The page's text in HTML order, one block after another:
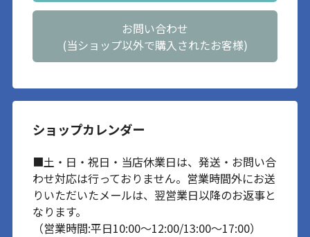
お問い合わせ
(当ショップ以外で購入されたお客様)
ショップカレンダー
■土・日・祝日・当店休業日は、発送・お問い合
わせ対応は行っておりません。営業時間外にお送
りいただいたメールは、翌営業日以降のお返事と
なります。
（営業時間:平日10:00～12:00/13:00～17:00）